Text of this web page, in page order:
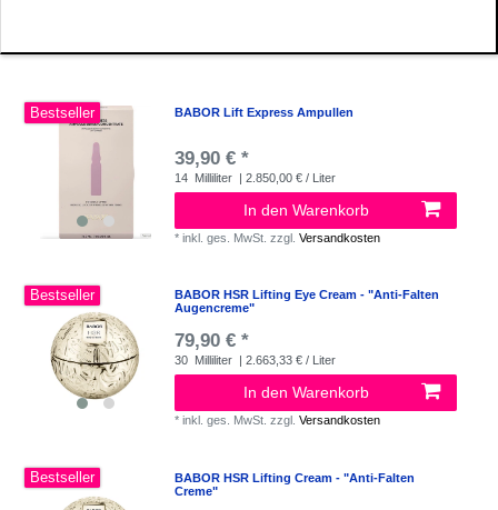
Bestseller BABOR Lift Express Ampullen
39,90 € *
14 Milliliter | 2.850,00 € / Liter
In den Warenkorb
*inkl. ges. MwSt. zzgl.Versandkosten
Bestseller
BABOR HSR Lifting Eye Cream - "Anti-Falten
Augencreme"
79,90 € *
30 Milliliter | 2.663,33 € / Liter
In den Warenkorb
*inkl. ges. MwSt. zzgl.Versandkosten
Bestseller
BABOR HSR Lifting Cream - "Anti-Falten
Creme"